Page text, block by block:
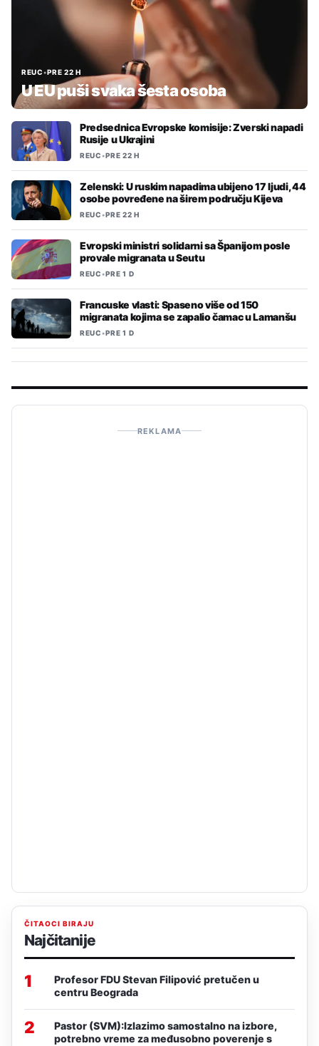
REUC•PRE 22 H
U EU puši svaka šesta osoba
Predsednica Evropske komisije: Zverski napadi
Rusije u Ukrajini
REUC•PRE 22 H
Zelenski: U ruskim napadima ubijeno 17 ljudi, 44
osobe povređene na širem području Kijeva
REUC•PRE 22 H
Evropski ministri solidarni sa Španijom posle
provale migranata u Seutu
REUC•PRE 1 D
Francuske vlasti: Spaseno više od 150
migranata kojima se zapalio čamac u Lamanšu
REUC•PRE 1 D
REKLAMA
ČITAOCI BIRAJU
Najčitanije
1
Profesor FDU Stevan Filipović pretučen u
centru Beograda
2
Pastor (SVM):Izlazimo samostalno na izbore,
potrebno vreme za međusobno poverenje s